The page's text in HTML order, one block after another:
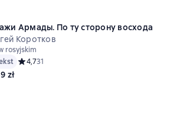
Армады. По ту сторону восхода
Коротков
rosyjskim
Средний рейтинг 4,7 на основе 31 оценок
4,731
zł